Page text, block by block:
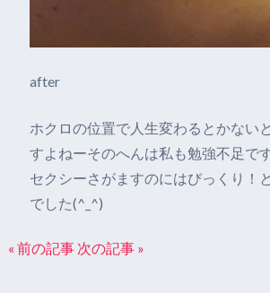
after
ホクロの位置で人生変わるとかない
すよねーそのへんは私も勉強不足で
セクシーさがますのにはびっくり！
でした(^_^)
« 前の記事 次の記事 »